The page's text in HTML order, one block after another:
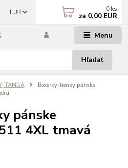
Menu
EUR
Hľadať
0 ks
za 0,00 EUR
TANGÁ
Boxerky-trenky pánske
pánske
4XL tmavá